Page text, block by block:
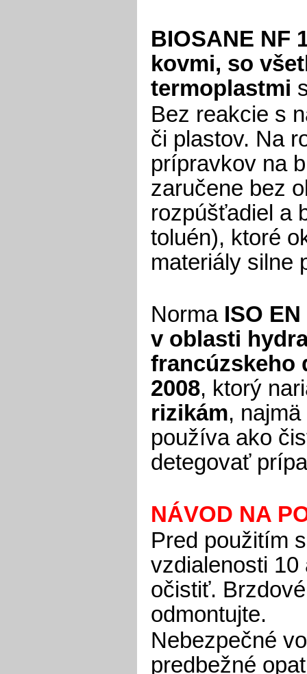
BIOSANE NF
kovmi, so
termoplastmi
Bez reakcie s
či plastov. Na
prípravkov na
zaručene bez
rozpúšťadiel a
toluén), ktoré
materiály silne
Norma ISO EN
v oblasti
francúzskeho
2008, ktorý
rizikám,
používa ako
detegovať
NÁVOD NA
Pred použitím
vzdialenosti
očistiť.
odmontujte.
Nebezpečné
predbežné